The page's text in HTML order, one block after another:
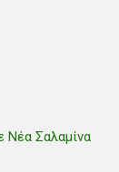
Νέα Σαλαμίνα